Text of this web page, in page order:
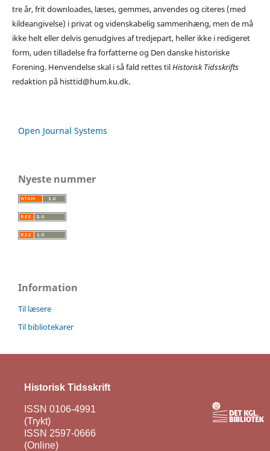
tre år, frit downloades, læses, gemmes, anvendes og citeres (med
kildeangivelse) i privat og videnskabelig sammenhæng, men de må
ikke helt eller delvis genudgives af tredjepart, heller ikke i redigeret
form, uden tilladelse fra forfatterne og Den danske historiske
Forening. Henvendelse skal i så fald rettes tilHistorisk Tidsskrifts
redaktion på histtid@hum.ku.dk.
Open Journal Systems
Nyeste nummer
Information
Til læsere
Til bibliotekarer
Historisk Tidsskrift
ISSN 0106-4991
(Trykt)
ISSN 2597-0666
(Online)